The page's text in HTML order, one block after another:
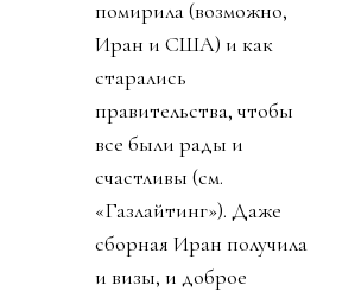
помирила (возможно,
Иран и США) и как
старались
правительства, чтобы
все были рады и
счастливы (см.
«Газлайтинг»). Даже
сборная Иран получила
и визы, и доброе